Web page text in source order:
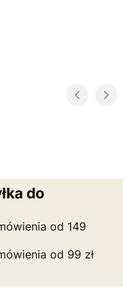
do
od 149
od 99 zł